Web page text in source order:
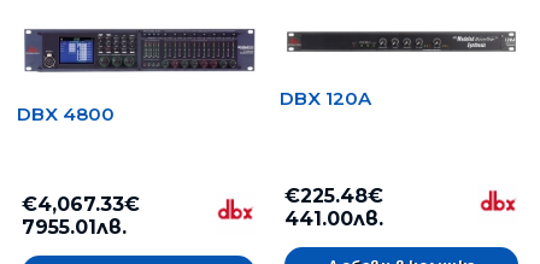
DBX 4800
€4,067.33€
7955.01лв.
DBX 120A
€225.48€
441.00лв.